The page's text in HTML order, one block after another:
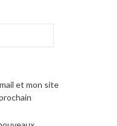
et mon site